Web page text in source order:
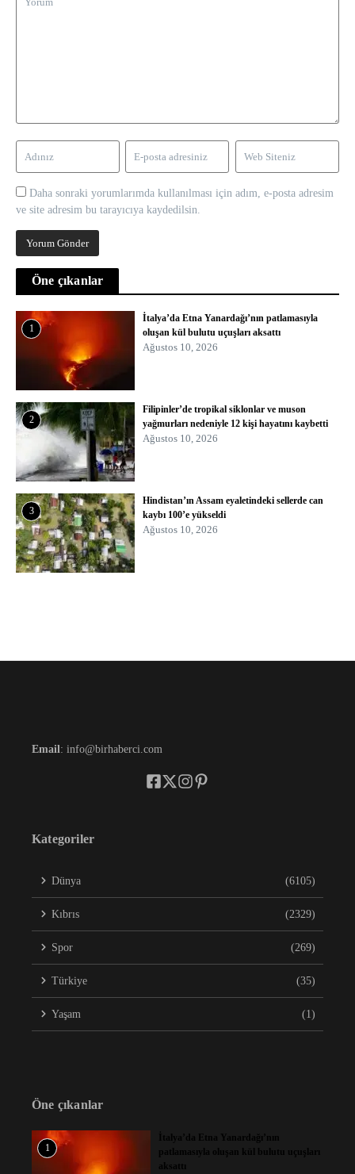
Daha sonraki yorumlarımda kullanılması için adım, e-posta adresim
ve site adresim bu tarayıcıya kaydedilsin.
Öne çıkanlar
1
İtalya’da Etna Yanardağı’nın patlamasıyla
oluşan kül bulutu uçuşları aksattı
Ağustos 10, 2026
2
Filipinler’de tropikal siklonlar ve muson
yağmurları nedeniyle 12 kişi hayatını kaybetti
Ağustos 10, 2026
3
Hindistan’ın Assam eyaletindeki sellerde can
kaybı 100’e yükseldi
Ağustos 10, 2026
Email : info@birhaberci.com
Kategoriler
Dünya (6105)
Kıbrıs (2329)
Spor (269)
Türkiye (35)
Yaşam (1)
Öne çıkanlar
1
İtalya’da Etna Yanardağı’nın
patlamasıyla oluşan kül bulutu uçuşları
aksattı